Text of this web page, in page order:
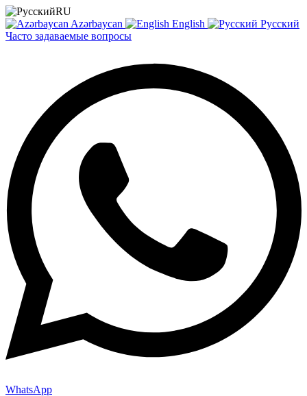
RU
Azərbaycan
English
Русский
Часто задаваемые вопросы
WhatsApp